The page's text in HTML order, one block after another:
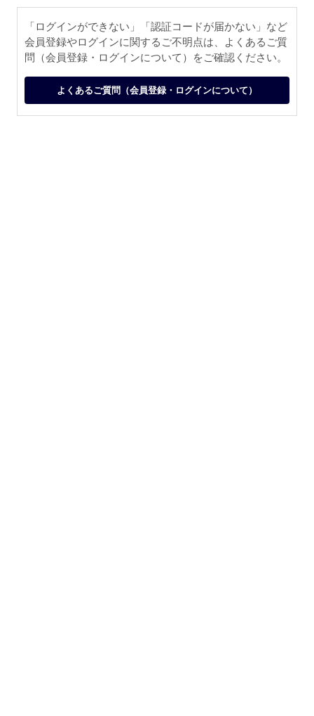
「ログインができない」「認証コードが届かない」など
会員登録やログインに関するご不明点は、よくあるご質
問（会員登録・ログインについて）をご確認ください。
よくあるご質問（会員登録・ログインについて）